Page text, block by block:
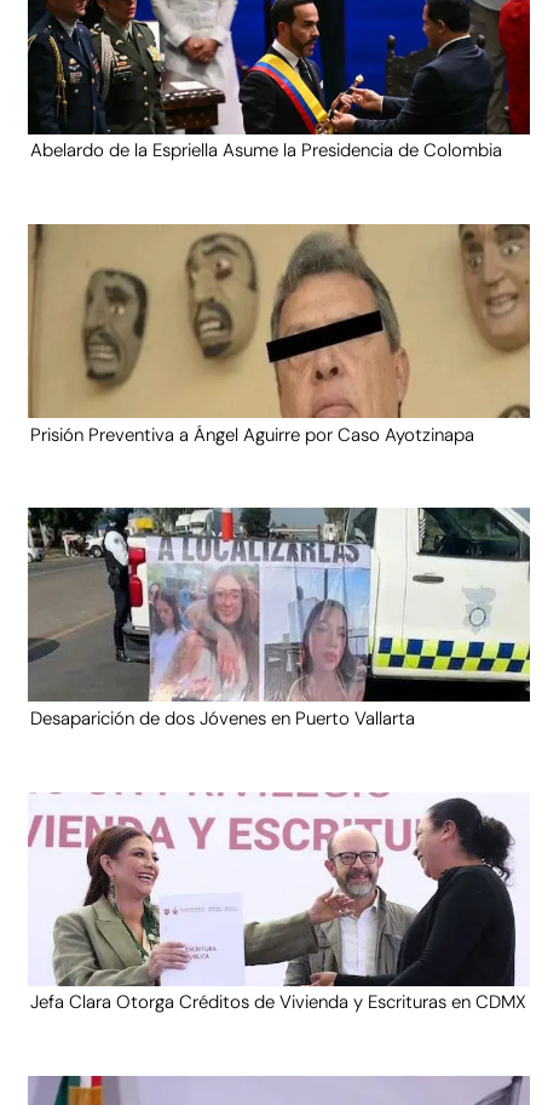
Abelardo de la Espriella Asume la Presidencia de Colombia
Prisión Preventiva a Ángel Aguirre por Caso Ayotzinapa
Desaparición de dos Jóvenes en Puerto Vallarta
Jefa Clara Otorga Créditos de Vivienda y Escrituras en CDMX